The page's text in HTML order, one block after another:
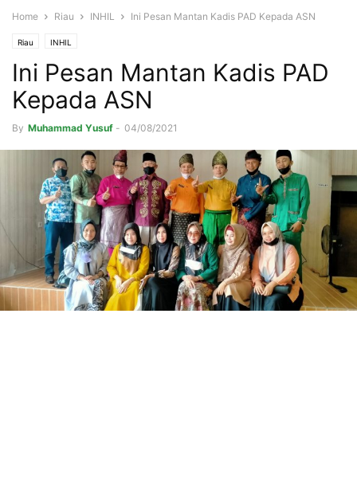
Home Riau INHIL Ini Pesan Mantan Kadis PAD Kepada ASN
Riau INHIL
Ini Pesan Mantan Kadis PAD
Kepada ASN
By Muhammad Yusuf - 04/08/2021